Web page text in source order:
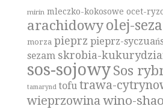
mirin mleczko-kokosowe ocet-
arachidowy olej-
morza pieprz pieprz-
sezam skrobia-
sos-sojowy Sos
tamarynd tofu trawa-
wieprzowinawino-